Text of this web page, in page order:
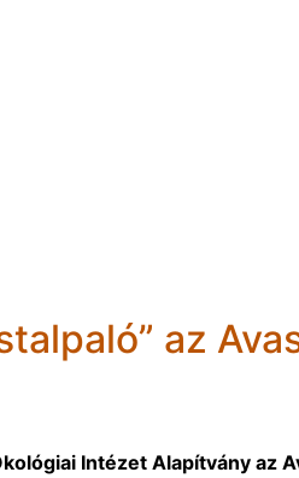
az
Intézet Alapítvány az